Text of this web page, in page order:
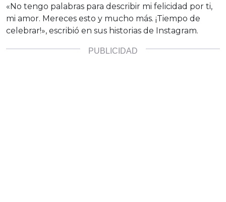
«No tengo palabras para describir mi felicidad por ti,
mi amor. Mereces esto y mucho más. ¡Tiempo de
celebrar!», escribió en sus historias de Instagram.